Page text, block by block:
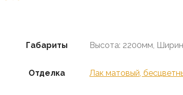
Габариты Высота: 2200мм,
Отделка Лак матовый,